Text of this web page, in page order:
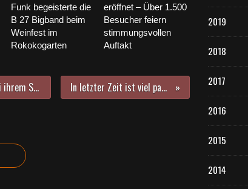
Funk begeisterte die
B 27 Bigband beim
Weinfest im
Rokokogarten
eröffnet – Über 1.500
Besucher feiern
stimmungsvollen
Auftakt
Veitshöchheimer Club-Fans spendeten bei ihrem Sommerfest 500 Euro dem Förderkreis der Sing- und Musikschule In letzter Zeit ist viel passiert im Jugendbasketball der TGV!
2019
2018
2017
2016
2015
2014